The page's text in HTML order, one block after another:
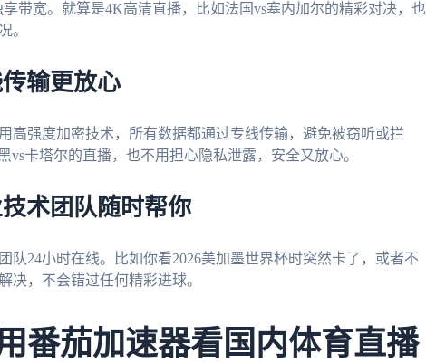
带宽。就算是4K高清直播，比如法国vs塞内加尔的精彩对决，也
。
输更放心
高强度加密技术，所有数据都通过专线传输，避免被窃听或拦
vs卡塔尔的直播，也不用担心隐私泄露，安全又放心。
术团队随时帮你
队24小时在线。比如你看2026美加墨世界杯时突然卡了，或者不
决，不会错过任何精彩进球。
番茄加速器看国内体育直播